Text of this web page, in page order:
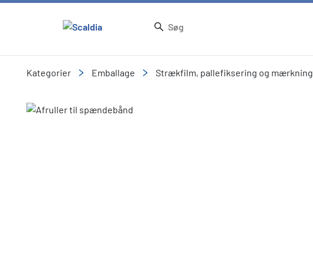
Kategorier Emballage Strækfilm, pallefiksering og mærkning
Slide 1 of 1